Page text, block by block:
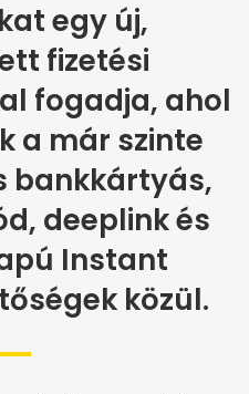
egy új,
fizetési
fogadja, ahol
a már szinte
bankkártyás,
deeplink és
Instant
közül.